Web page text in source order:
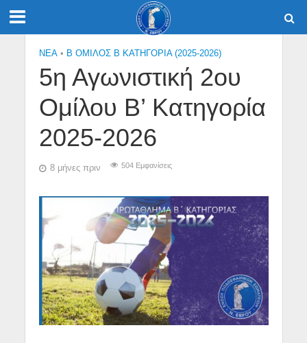
NEA • Β ΟΜΙΛΟΣ Β ΚΑΤΗΓΟΡΙΑ (2025-2026)
5η Αγωνιστική 2ου
Ομίλου Β’ Κατηγορία
2025-2026
8 μήνες πριν 504 Εμφανίσεις